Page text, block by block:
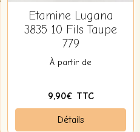
Etamine Lugana
3835 10 Fils Taupe
779
À partir de
9,90€ TTC
Détails